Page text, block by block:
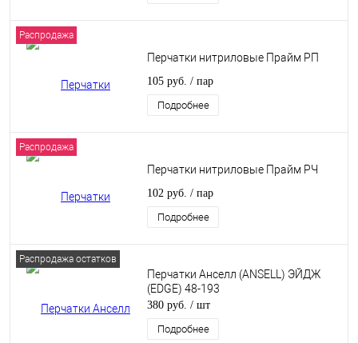
Распродажа
Перчатки нитриловые Прайм РП
105 руб. / пар
Подробнее
Распродажа
Перчатки нитриловые Прайм РЧ
102 руб. / пар
Подробнее
Распродажа остатков
Перчатки Анселл (ANSELL) ЭЙДЖ
(EDGE) 48-193
380 руб. / шт
Подробнее